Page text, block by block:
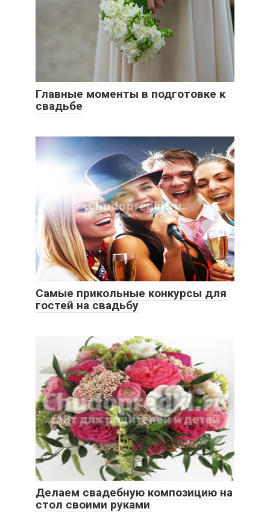
Главные моменты в подготовке к
свадьбе
Самые прикольные конкурсы для
гостей на свадьбу
Делаем свадебную композицию на
стол своими руками